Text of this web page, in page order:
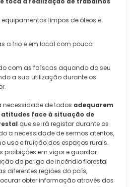
limpos de óleos e
a frio e em local com pouca
com as faíscas aquando do seu
a sua utilização durante os
necessidade de todos adequarem
face à situação de
que se irá registar durante os
a necessidade de sermos atentos,
uso e fruição dos espaços rurais.
proibições em vigor e guardar
do perigo de incêndio florestal
diferentes regiões do país,
obter informação através dos